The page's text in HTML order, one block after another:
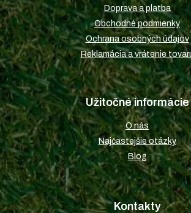
e
Doprava a platba
Obchodné podmienky
Ochrana osobných údajov
Reklamácia a vrátenie
Užitočné informácie
O nás
Najčastejšie otázky
Blog
Kontakty